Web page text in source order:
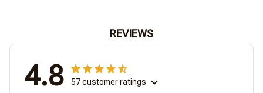
REVIEWS
4.8 57 customer ratings